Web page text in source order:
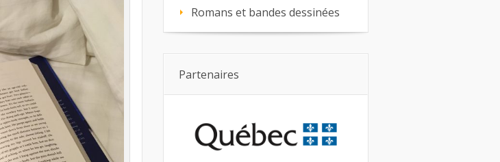
Romans et bandes dessinées
Partenaires